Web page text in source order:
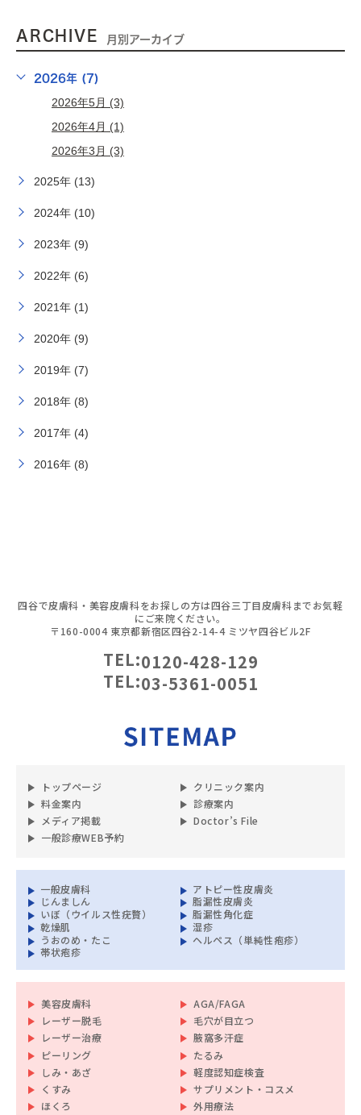
ARCHIVE 月別アーカイブ
2026年 (7)
2026年5月 (3)
2026年4月 (1)
2026年3月 (3)
2025年 (13)
2024年 (10)
2023年 (9)
2022年 (6)
2021年 (1)
2020年 (9)
2019年 (7)
2018年 (8)
2017年 (4)
2016年 (8)
四谷で皮膚科・美容皮膚科をお探しの方は四谷三丁目皮膚科までお気軽
にご来院ください。
〒160-0004 東京都新宿区四谷2-14-4 ミツヤ四谷ビル2F
TEL:0120-428-129
TEL:03-5361-0051
トップページ
クリニック案内
料金案内
診療案内
メディア掲載
Doctor’s File
一般診療WEB予約
一般皮膚科
アトピー性皮膚炎
じんましん
脂漏性皮膚炎
いぼ（ウイルス性疣贅）
脂漏性角化症
乾燥肌
湿疹
うおのめ・たこ
ヘルペス（単純性疱疹）
帯状疱疹
美容皮膚科
AGA/FAGA
レーザー脱毛
毛穴が目立つ
レーザー治療
腋窩多汗症
ピーリング
たるみ
しみ・あざ
軽度認知症検査
くすみ
サプリメント・コスメ
ほくろ
外用療法